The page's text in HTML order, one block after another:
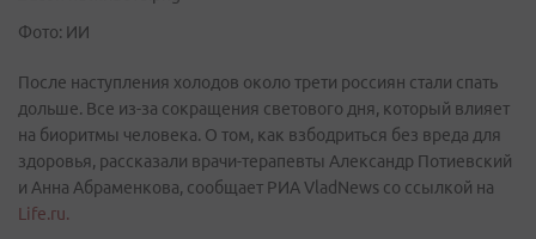
Фото: ИИ
После наступления холодов около трети россиян стали спать
дольше. Все из-за сокращения светового дня, который влияет
на биоритмы человека. О том, как взбодриться без вреда для
здоровья, рассказали врачи-терапевты Александр Потиевский
и Анна Абраменкова, сообщает РИА VladNews со ссылкой на
Life.ru.